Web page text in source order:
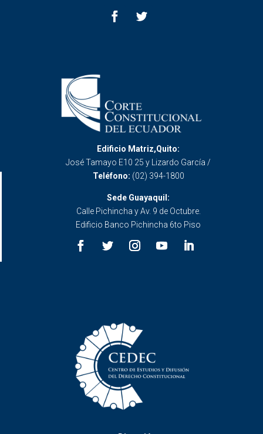
Edificio Matriz,Quito:
José Tamayo E10 25 y Lizardo García /
Teléfono: (02) 394-1800
Sede Guayaquil:
Calle Pichincha y Av. 9 de Octubre.
Edificio Banco Pichincha 6to Piso